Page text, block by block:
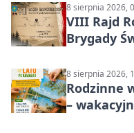
8 sierpnia 2026,
VIII Rajd
Brygady
8 sierpnia 2026,
Rodzinne
–